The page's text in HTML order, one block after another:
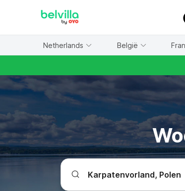
Netherlands België